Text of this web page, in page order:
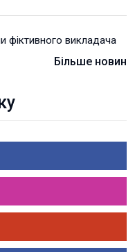
фіктивного викладача
Більше новин